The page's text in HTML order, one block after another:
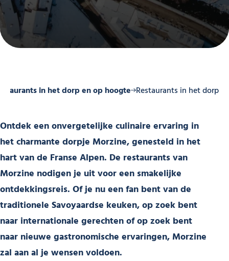
in het dorp en op hoogte Restaurants in het dorp
Ontdek een onvergetelijke culinaire ervaring in
het charmante dorpje Morzine, genesteld in het
hart van de Franse Alpen. De restaurants van
Morzine nodigen je uit voor een smakelijke
ontdekkingsreis. Of je nu een fan bent van de
traditionele Savoyaardse keuken, op zoek bent
naar internationale gerechten of op zoek bent
naar nieuwe gastronomische ervaringen, Morzine
zal aan al je wensen voldoen.